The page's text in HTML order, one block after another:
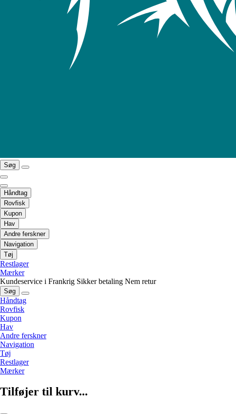
Søg
Håndtag
Rovfisk
Kupon
Hav
Andre ferskner
Navigation
Tøj
Restlager
Mærker
Kundeservice i Frankrig Sikker betaling Nem retur
Søg
Håndtag
Rovfisk
Kupon
Hav
Andre ferskner
Navigation
Tøj
Restlager
Mærker
Tilføjer til kurv...